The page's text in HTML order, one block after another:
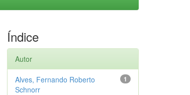
Índice
Autor
1
Alves, Fernando Roberto
Schnorr